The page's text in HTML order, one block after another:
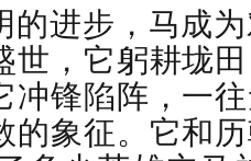
的进步，马成
世，它躬耕垅
冲锋陷阵，一
的象征。它和